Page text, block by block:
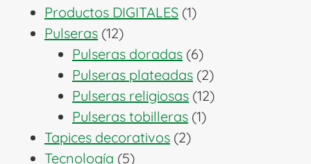
productos
Productos DIGITALES 11
Pulseras 1212
productos
Pulseras doradas 66
productos
Pulseras plateadas 22
productos
Pulseras religiosas 1212
Pulseras tobilleras 11
Tapices decorativos 22
Tecnología 55